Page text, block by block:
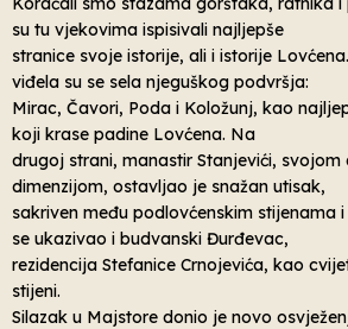
su tu vjekovima ispisivali najljepše
stranice svoje istorije, ali i istorije
viđela su se sela njeguškog podvršja:
Mirac, Čavori, Poda i Koložunj, kao
koji krase padine Lovćena. Na
drugoj strani, manastir Stanjevići, svojom
dimenzijom, ostavljao je snažan utisak,
sakriven među podlovćenskim stijenama
se ukazivao i budvanski Đurđevac,
rezidencija Stefanice Crnojevića, kao
stijeni.
Silazak u Majstore donio je novo